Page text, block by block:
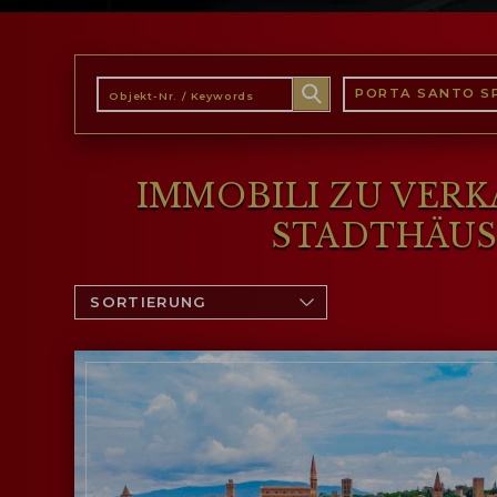
PORTA SANTO
IMMOBILI ZU